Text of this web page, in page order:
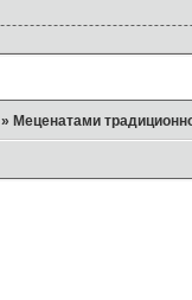
»Меценатами